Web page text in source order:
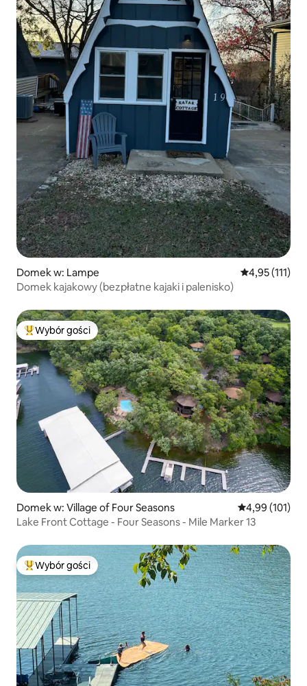
Domek w: Lampe Średnia
4,95 (111)
Domek kajakowy (bezpłatne kajaki i palenisko)
Najpopularniejsze z kategorii Wybór gości
Wybór gości
Domek w: Village of Four Seasons Średnia
4,99 (101)
Lake Front Cottage - Four Seasons - Mile Marker 13
Najpopularniejsze z kategorii Wybór gości
Wybór gości